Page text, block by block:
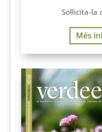
Sol·licita-la
Més